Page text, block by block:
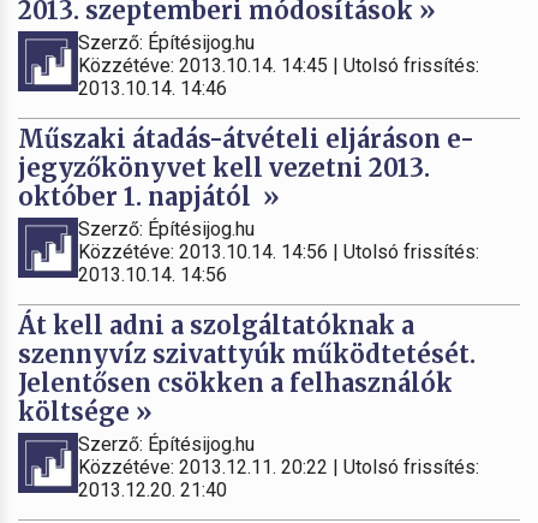
2013. szeptemberi módosítások »
Szerző: Építésijog.hu
Közzétéve: 2013.10.14. 14:45 | Utolsó frissítés:
2013.10.14. 14:46
Műszaki átadás-átvételi eljáráson e-
jegyzőkönyvet kell vezetni 2013.
október 1. napjától »
Szerző: Építésijog.hu
Közzétéve: 2013.10.14. 14:56 | Utolsó frissítés:
2013.10.14. 14:56
Át kell adni a szolgáltatóknak a
szennyvíz szivattyúk működtetését.
Jelentősen csökken a felhasználók
költsége »
Szerző: Építésijog.hu
Közzétéve: 2013.12.11. 20:22 | Utolsó frissítés:
2013.12.20. 21:40